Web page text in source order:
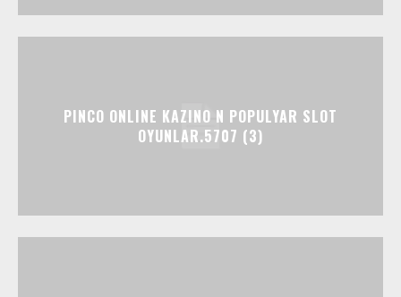
PINCO ONLINE KAZINO N POPULYAR SLOT
OYUNLAR.5707 (3)